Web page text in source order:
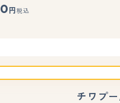
円 税込
チワプ